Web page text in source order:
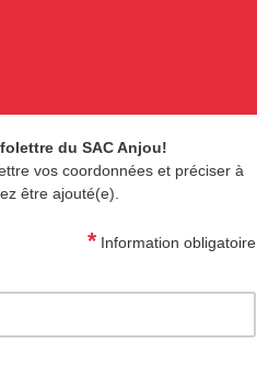
du SAC Anjou!
vos coordonnées et préciser à
être ajouté(e).
* Information obligatoire